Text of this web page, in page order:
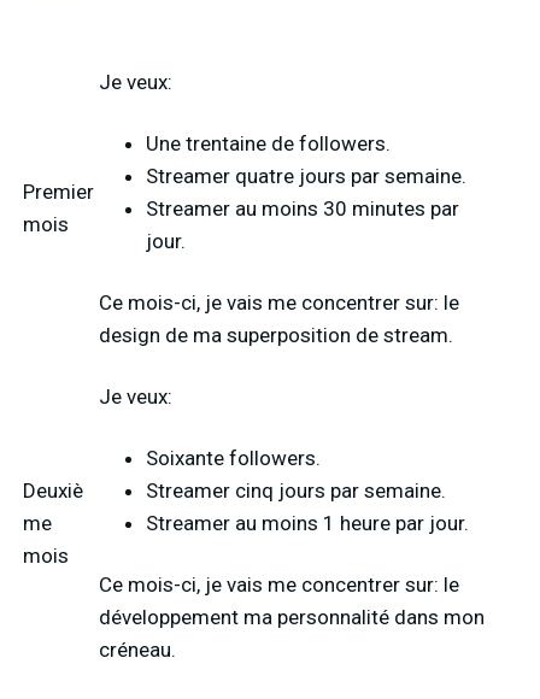
Premier
mois
Je veux:
Une trentaine de followers.
Streamer quatre jours par semaine.
Streamer au moins 30 minutes par
jour.
Ce mois-ci, je vais me concentrer sur: le
design de ma superposition de stream.
Deuxiè
me
mois
Je veux:
Soixante followers.
Streamer cinq jours par semaine.
Streamer au moins 1 heure par jour.
Ce mois-ci, je vais me concentrer sur: le
développement ma personnalité dans mon
créneau.